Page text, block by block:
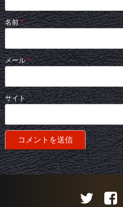
名前*
メール*
サイト